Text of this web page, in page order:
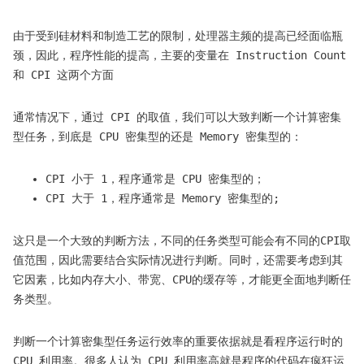
由于受到硅材料和制造工艺的限制，处理器主频的提高已经面临瓶
颈，因此，程序性能的提高，主要的变量在 Instruction Count
和 CPI 这两个方面
通常情况下，通过 CPI 的取值，我们可以大致判断一个计算密集
型任务，到底是 CPU 密集型的还是 Memory 密集型的：
CPI 小于 1，程序通常是 CPU 密集型的；
CPI 大于 1，程序通常是 Memory 密集型的;
这只是一个大致的判断方法，不同的任务类型可能会有不同的CPI取
值范围，因此需要结合实际情况进行判断。同时，还需要考虑到其
它因素，比如内存大小、带宽、CPU的缓存等，才能更全面地判断任
务类型。
判断一个计算密集型任务运行效率的重要依据就是看程序运行时的
CPU 利用率。很多人认为 CPU 利用率高就是程序的代码在疯狂运